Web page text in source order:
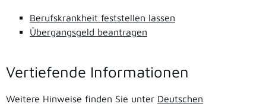
Berufskrankheit feststellen lassen
Übergangsgeld beantragen
Vertiefende Informationen
Weitere Hinweise finden Sie unter Deutschen